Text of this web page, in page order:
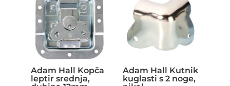
Adam Hall Kopča
leptir srednja,
Adam Hall Kutnik
kuglasti s 2 noge,